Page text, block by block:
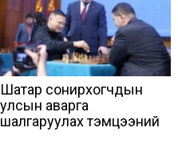
Шатар сонирхогчдын
улсын аварга
шалгаруулах тэмцээний